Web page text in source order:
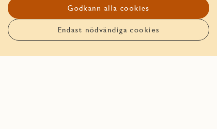
Anmäl intresse
Den här bostaden går att boka. Läs mer om hur det funkar
Boka bostaden
Godkänn alla cookies
Endast nödvändiga cookies